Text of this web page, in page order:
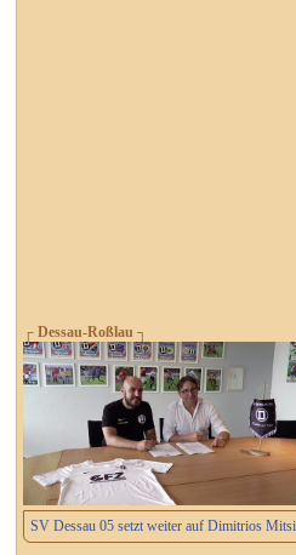
┌ Dessau-Roßlau ┐
SV Dessau 05 setzt weiter auf Dimitrios